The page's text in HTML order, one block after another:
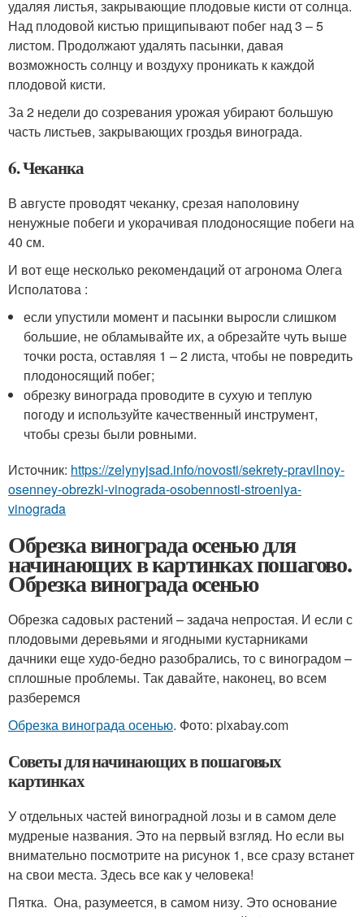
удаляя листья, закрывающие плодовые кисти от солнца.
Над плодовой кистью прищипывают побег над 3 – 5
листом. Продолжают удалять пасынки, давая
возможность солнцу и воздуху проникать к каждой
плодовой кисти.
За 2 недели до созревания урожая убирают большую
часть листьев, закрывающих гроздья винограда.
6. Чеканка
В августе проводят чеканку, срезая наполовину
ненужные побеги и укорачивая плодоносящие побеги на
40 см.
И вот еще несколько рекомендаций от агронома Олега
Исполатова :
если упустили момент и пасынки выросли слишком
большие, не обламывайте их, а обрезайте чуть выше
точки роста, оставляя 1 – 2 листа, чтобы не повредить
плодоносящий побег;
обрезку винограда проводите в сухую и теплую
погоду и используйте качественный инструмент,
чтобы срезы были ровными.
Источник: https://zelynyjsad.info/novosti/sekrety-pravilnoy-
osenney-obrezki-vinograda-osobennosti-stroeniya-
vinograda
Обрезка винограда осенью для
начинающих в картинках пошагово.
Обрезка винограда осенью
Обрезка садовых растений – задача непростая. И если с
плодовыми деревьями и ягодными кустарниками
дачники еще худо-бедно разобрались, то с виноградом –
сплошные проблемы. Так давайте, наконец, во всем
разберемся
Обрезка винограда осенью. Фото: pixabay.com
Советы для начинающих в пошаговых
картинках
У отдельных частей виноградной лозы и в самом деле
мудреные названия. Это на первый взгляд. Но если вы
внимательно посмотрите на рисунок 1, все сразу встанет
на свои места. Здесь все как у человека!
Пятка. Она, разумеется, в самом низу. Это основание